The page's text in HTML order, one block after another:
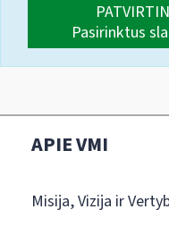
Pasirinktus
APIE VMI
Misija, Vizija ir